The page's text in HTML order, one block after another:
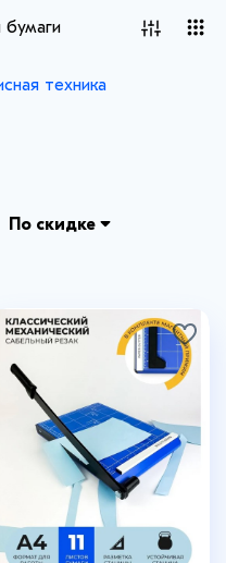
бумаги
техника
По скидке